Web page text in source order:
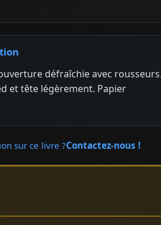
défraîchie avec
et tête légèrement. Papier
sur ce livre ?Contactez-nous !